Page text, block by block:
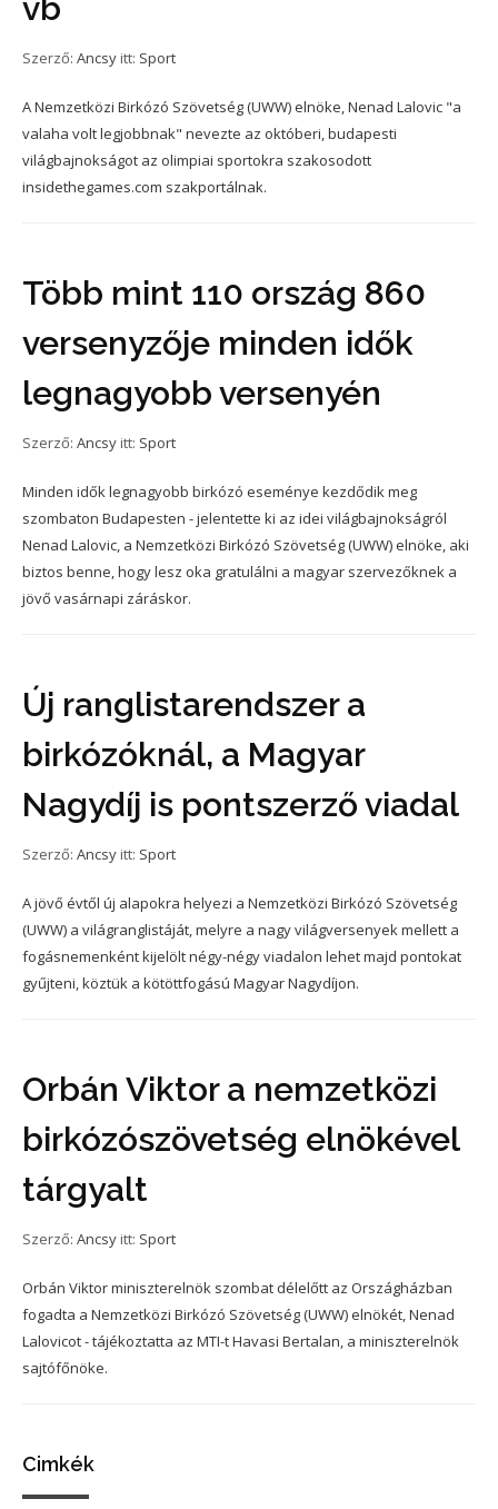
vb
Szerző: Ancsy itt: Sport
A Nemzetközi Birkózó Szövetség (UWW) elnöke, Nenad Lalovic "a
valaha volt legjobbnak" nevezte az októberi, budapesti
világbajnokságot az olimpiai sportokra szakosodott
insidethegames.com szakportálnak.
Több mint 110 ország 860
versenyzője minden idők
legnagyobb versenyén
Szerző: Ancsy itt: Sport
Minden idők legnagyobb birkózó eseménye kezdődik meg
szombaton Budapesten - jelentette ki az idei világbajnokságról
Nenad Lalovic, a Nemzetközi Birkózó Szövetség (UWW) elnöke, aki
biztos benne, hogy lesz oka gratulálni a magyar szervezőknek a
jövő vasárnapi záráskor.
Új ranglistarendszer a
birkózóknál, a Magyar
Nagydíj is pontszerző viadal
Szerző: Ancsy itt: Sport
A jövő évtől új alapokra helyezi a Nemzetközi Birkózó Szövetség
(UWW) a világranglistáját, melyre a nagy világversenyek mellett a
fogásnemenként kijelölt négy-négy viadalon lehet majd pontokat
gyűjteni, köztük a kötöttfogású Magyar Nagydíjon.
Orbán Viktor a nemzetközi
birkózószövetség elnökével
tárgyalt
Szerző: Ancsy itt: Sport
Orbán Viktor miniszterelnök szombat délelőtt az Országházban
fogadta a Nemzetközi Birkózó Szövetség (UWW) elnökét, Nenad
Lalovicot - tájékoztatta az MTI-t Havasi Bertalan, a miniszterelnök
sajtófőnöke.
Cimkék